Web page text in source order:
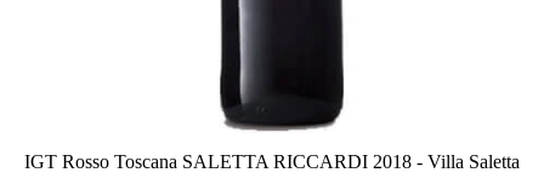
IGT Rosso Toscana SALETTA RICCARDI 2018 - Villa Saletta